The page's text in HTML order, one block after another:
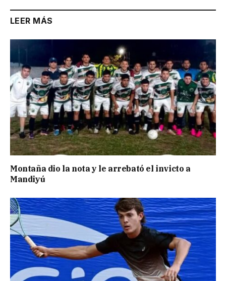
LEER MÁS
Montaña dio la nota y le arrebató el invicto a
Mandiyú